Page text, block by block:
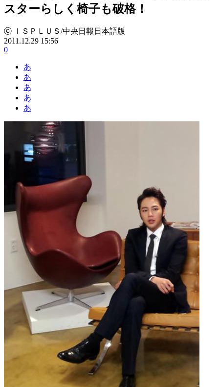
スターらしく椅子も破格！
ⓒ ＩＳＰＬＵＳ/中央日報日本語版
2011.12.29 15:56
0
あ
あ
あ
あ
あ